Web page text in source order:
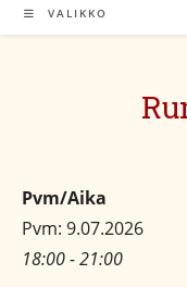
VALIKKO
Pvm/Aika
Pvm: 9.07.2026
18:00 - 21:00